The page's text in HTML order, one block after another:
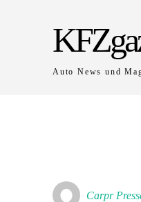
Auto News und
Carpr